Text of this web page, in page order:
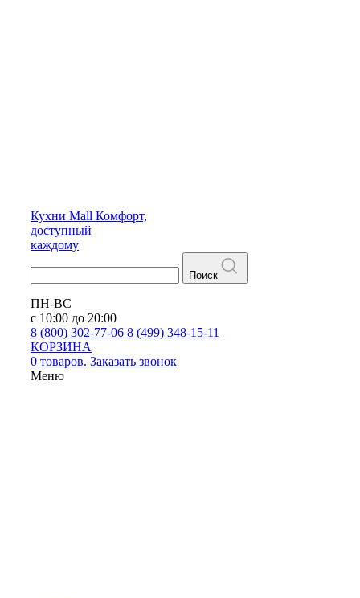
Кухни Mall Комфорт,
доступный
каждому
Поиск
ПН-ВС
с 10:00 до 20:00
8 (800) 302-77-06 8 (499) 348-15-11
КОРЗИНА
0 товаров. Заказать звонок
Меню